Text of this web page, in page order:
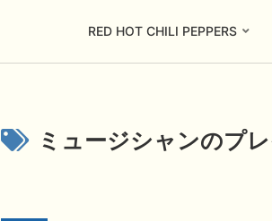
RED HOT CHILI PEPPERS
ミュージシャンのプ